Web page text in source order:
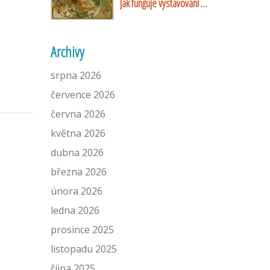
Jak funguje vystavování a
Archivy
srpna 2026
července 2026
června 2026
května 2026
dubna 2026
března 2026
února 2026
ledna 2026
prosince 2025
listopadu 2025